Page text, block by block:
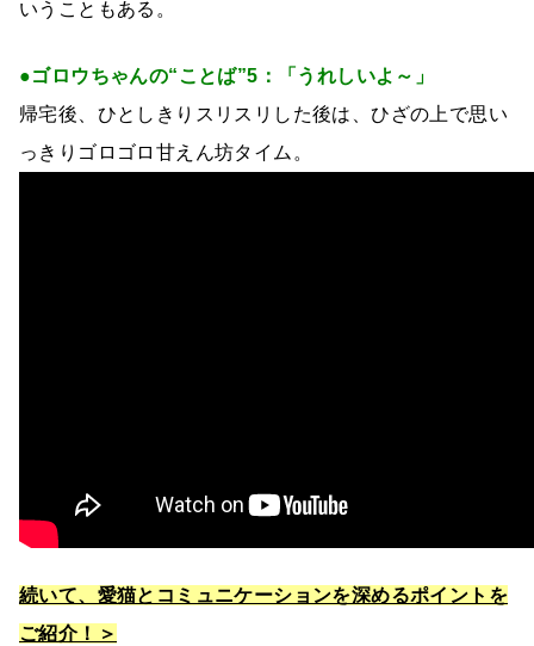
いうこともある。
●ゴロウちゃんの“ことば”5：「うれしいよ～」
帰宅後、ひとしきりスリスリした後は、ひざの上で思い
っきりゴロゴロ甘えん坊タイム。
続いて、愛猫とコミュニケーションを深めるポイントを
ご紹介！＞